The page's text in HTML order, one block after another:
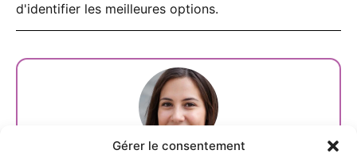
Gérer le consentement
d'identifier les meilleures options.